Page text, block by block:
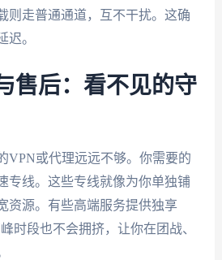
则走普通通道，互不干扰。这确
迟。
售后：看不见的守
VPN或代理远远不够。你需要的
专线。这些专线就像为你单独铺
资源。有些高端服务提供独享
时段也不会拥挤，让你在团战、